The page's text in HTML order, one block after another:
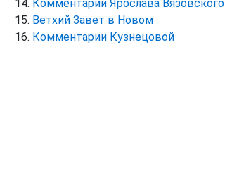
Комментарии Ярослава Вязовского
Ветхий Завет в Новом
Комментарии Кузнецовой